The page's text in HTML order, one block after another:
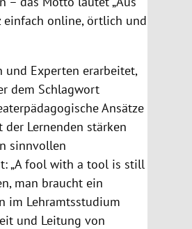
einfach online, örtlich und
Experten erarbeitet,
dem Schlagwort
Ansätze
Lernenden stärken
sinnvollen
„A fool with a tool is still
man braucht ein
im Lehramtsstudium
und Leitung von